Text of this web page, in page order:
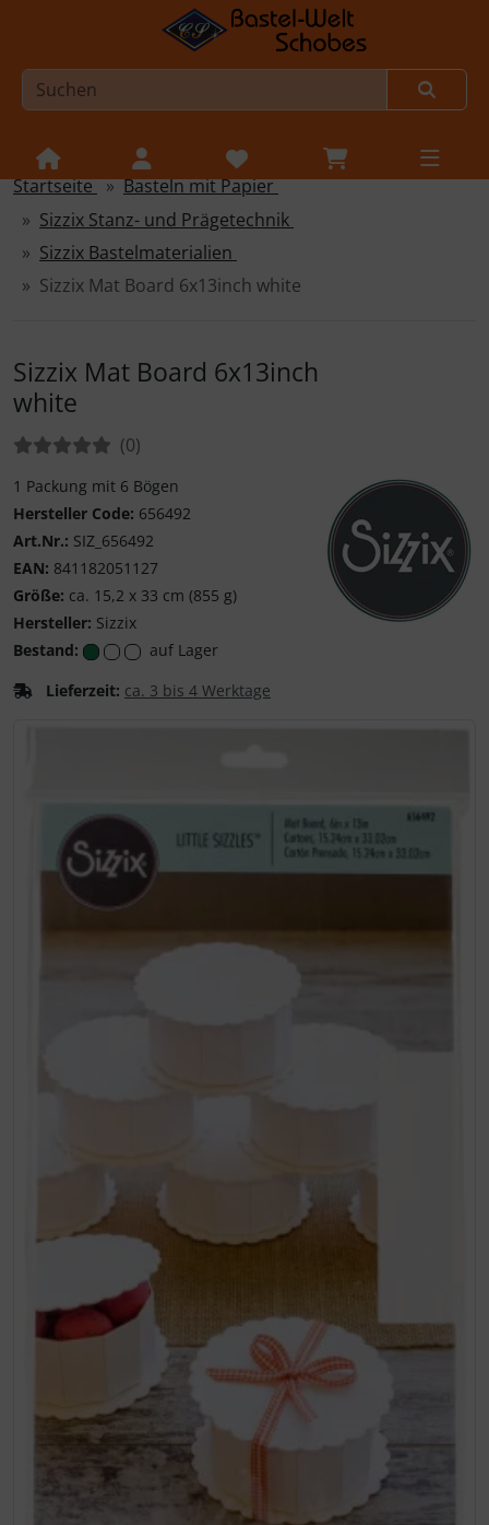
Sprungnavigation
Springe zur Navigation
Springe zum Inhalt
Springe zum Login-Button
Springe zu den allgemeinen Informationen
Startseite
Basteln mit Papier
Sizzix Stanz- und Prägetechnik
Sizzix Bastelmaterialien
Sizzix Mat Board 6x13inch white
Sizzix Mat Board 6x13inch
white
Bewertungen:(0Bewertungen
)
1 Packung mit 6 Bögen
Hersteller Code: 656492
Art.Nr.: SIZ_656492
EAN: 841182051127
Größe: ca. 15,2 x 33 cm (855 g)
Hersteller: Sizzix
Bestand:
auf Lager
Lieferzeit: ca. 3 bis 4 Werktage